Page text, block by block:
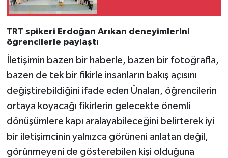
TRT spikeri Erdoğan Arıkan deneyimlerini
öğrencilerle paylaştı
İletişimin bazen bir haberle, bazen bir fotoğrafla,
bazen de tek bir fikirle insanların bakış açısını
değiştirebildiğini ifade eden Ünalan, öğrencilerin
ortaya koyacağı fikirlerin gelecekte önemli
dönüşümlere kapı aralayabileceğini belirterek iyi
bir iletişimcinin yalnızca görüneni anlatan değil,
görünmeyeni de gösterebilen kişi olduğuna